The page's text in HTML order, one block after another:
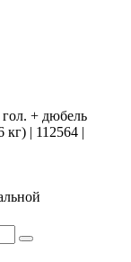
+ дюбель
кг) | 112564 |